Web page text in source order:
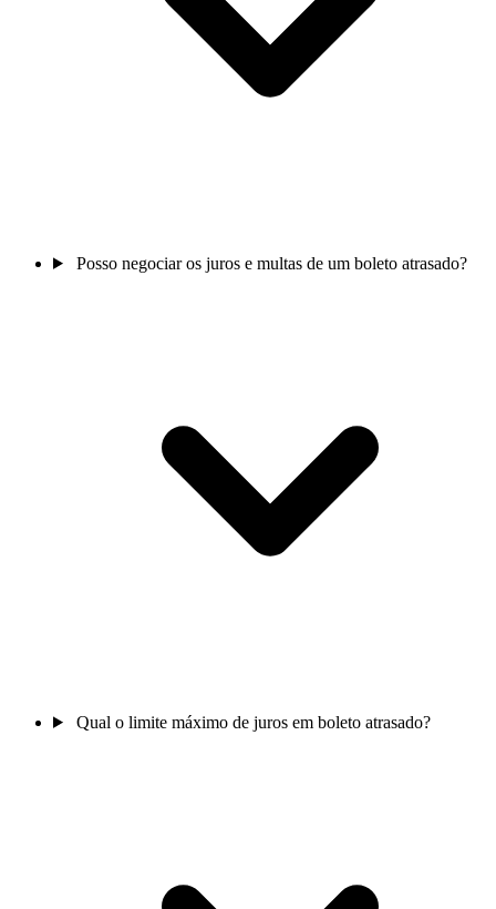
Posso negociar os juros e multas de um boleto atrasado?
Qual o limite máximo de juros em boleto atrasado?